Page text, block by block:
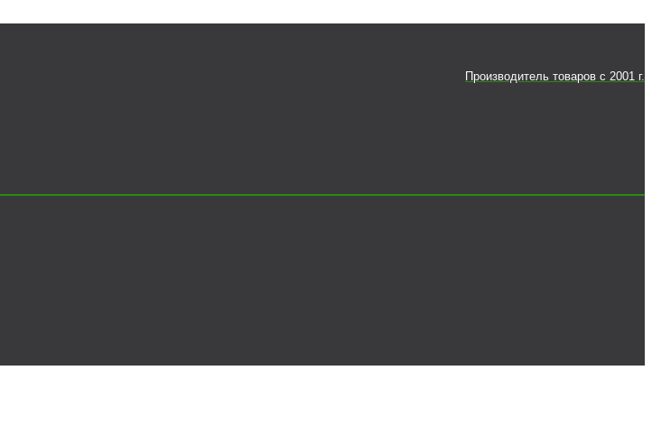
Производитель товаров c 2001 г.